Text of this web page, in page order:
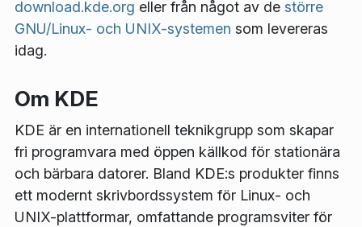
download.kde.org eller från något av de större
GNU/Linux- och UNIX-systemen som levereras
idag.
Om KDE
KDE är en internationell teknikgrupp som skapar
fri programvara med öppen källkod för stationära
och bärbara datorer. Bland KDE:s produkter finns
ett modernt skrivbordssystem för Linux- och
UNIX-plattformar, omfattande programsviter för